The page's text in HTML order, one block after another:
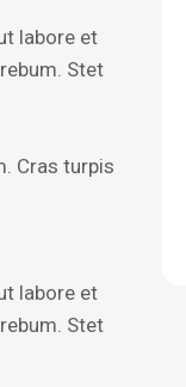
labore et
Stet
Cras turpis
labore et
Stet